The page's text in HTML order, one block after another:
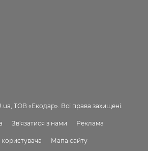
ТОВ «Екодар». Всі права захищені.
Зв'язатися з нами Реклама
Мапа сайту